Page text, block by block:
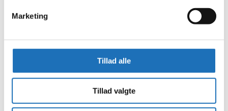
Marketing
Tillad alle
Tillad valgte
august 2021
juli 2021
maj 2021
april 2021
januar 2021
oktober 2020